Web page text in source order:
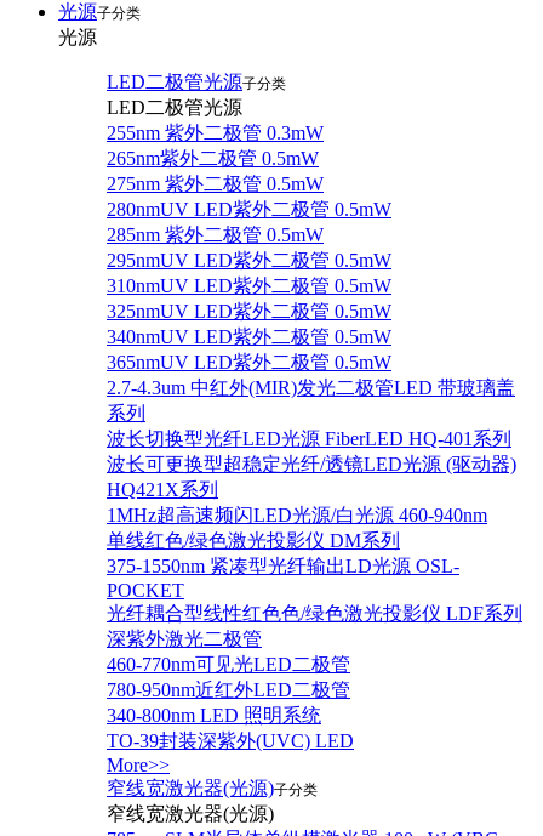
光源子分类
光源
LED二极管光源子分类
LED二极管光源
255nm 紫外二极管 0.3mW
265nm紫外二极管 0.5mW
275nm 紫外二极管 0.5mW
280nmUV LED紫外二极管 0.5mW
285nm 紫外二极管 0.5mW
295nmUV LED紫外二极管 0.5mW
310nmUV LED紫外二极管 0.5mW
325nmUV LED紫外二极管 0.5mW
340nmUV LED紫外二极管 0.5mW
365nmUV LED紫外二极管 0.5mW
2.7-4.3um 中红外(MIR)发光二极管LED 带玻璃盖
系列
波长切换型光纤LED光源 FiberLED HQ-401系列
波长可更换型超稳定光纤/透镜LED光源 (驱动器)
HQ421X系列
1MHz超高速频闪LED光源/白光源 460-940nm
单线红色/绿色激光投影仪 DM系列
375-1550nm 紧凑型光纤输出LD光源 OSL-
POCKET
光纤耦合型线性红色色/绿色激光投影仪 LDF系列
深紫外激光二极管
460-770nm可见光LED二极管
780-950nm近红外LED二极管
340-800nm LED 照明系统
TO-39封装深紫外(UVC) LED
More>>
窄线宽激光器(光源)子分类
窄线宽激光器(光源)